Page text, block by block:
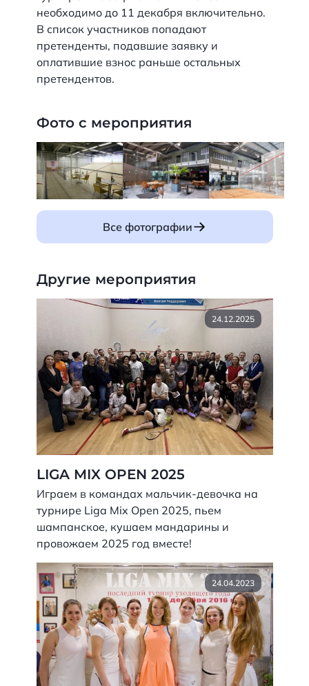
необходимо до 11 декабря включительно.
В список участников попадают
претенденты, подавшие заявку и
оплатившие взнос раньше остальных
претендентов.
Фото с мероприятия
Все фотографии
Другие мероприятия
LIGA MIX OPEN 2025
Играем в командах мальчик-девочка на
турнире Liga Mix Open 2025, пьем
шампанское, кушаем мандарины и
провожаем 2025 год вместе!
24.12.2025
24.04.2023